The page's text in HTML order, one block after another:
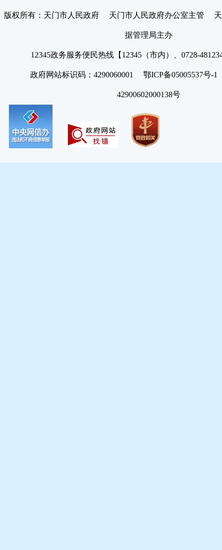
版权所有：天门市人民政府 天门市人民政府办公室主管 天
据管理局主办
12345政务服务便民热线【12345（市内）、0728-
政府网站标识码：4290060001 鄂ICP备05005537号
42900602000138号